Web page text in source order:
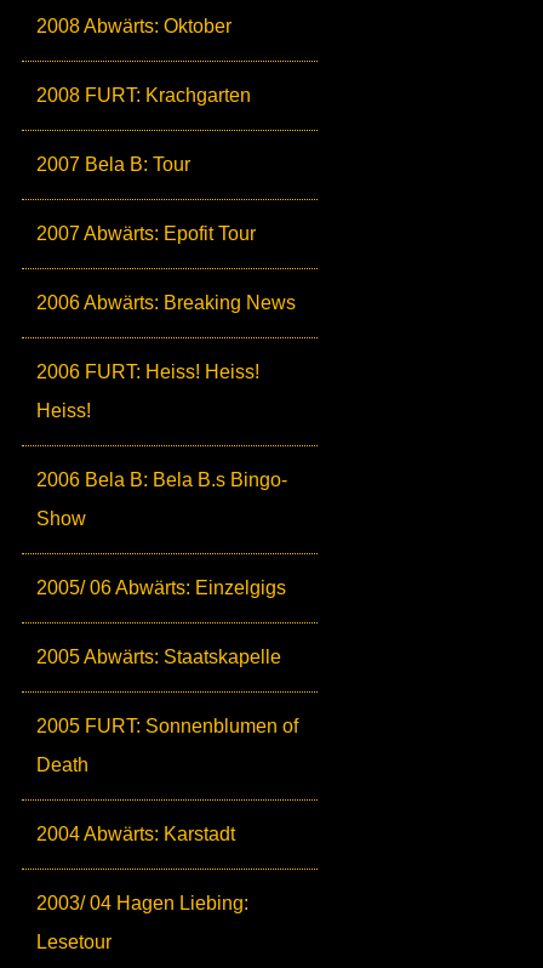
2008 Abwärts: Oktober
2008 FURT: Krachgarten
2007 Bela B: Tour
2007 Abwärts: Epofit Tour
2006 Abwärts: Breaking News
2006 FURT: Heiss! Heiss!
Heiss!
2006 Bela B: Bela B.s Bingo-
Show
2005/ 06 Abwärts: Einzelgigs
2005 Abwärts: Staatskapelle
2005 FURT: Sonnenblumen of
Death
2004 Abwärts: Karstadt
2003/ 04 Hagen Liebing:
Lesetour